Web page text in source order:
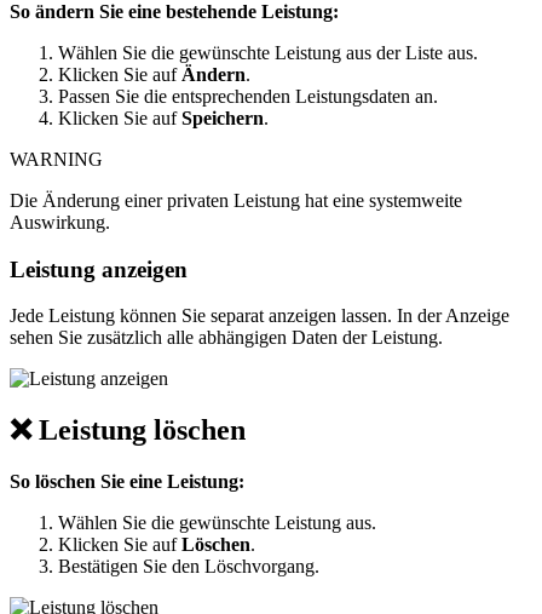
So ändern Sie eine bestehende Leistung:
Wählen Sie die gewünschte Leistung aus der Liste aus.
Klicken Sie auf Ändern.
Passen Sie die entsprechenden Leistungsdaten an.
Klicken Sie aufSpeichern.
WARNING
Die Änderung einer privaten Leistung hat eine systemweite
Auswirkung.
Leistung anzeigen
Jede Leistung können Sie separat anzeigen lassen. In der Anzeige
sehen Sie zusätzlich alle abhängigen Daten der Leistung.
❌ Leistung löschen
So löschen Sie eine Leistung:
Wählen Sie die gewünschte Leistung aus.
Klicken Sie aufLöschen.
Bestätigen Sie den Löschvorgang.